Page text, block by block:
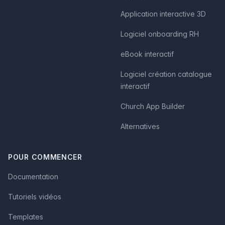
Application interactive 3D
Logiciel onboarding RH
eBook interactif
Logiciel création catalogue
interactif
Church App Builder
Alternatives
POUR COMMENCER
Documentation
Tutoriels vidéos
Templates